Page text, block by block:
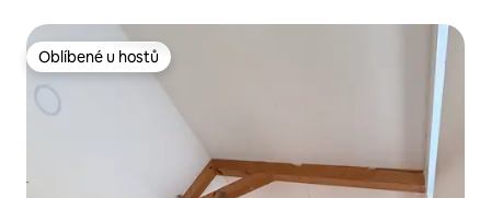
Oblíbené u hostů
Oblíbené u hostů